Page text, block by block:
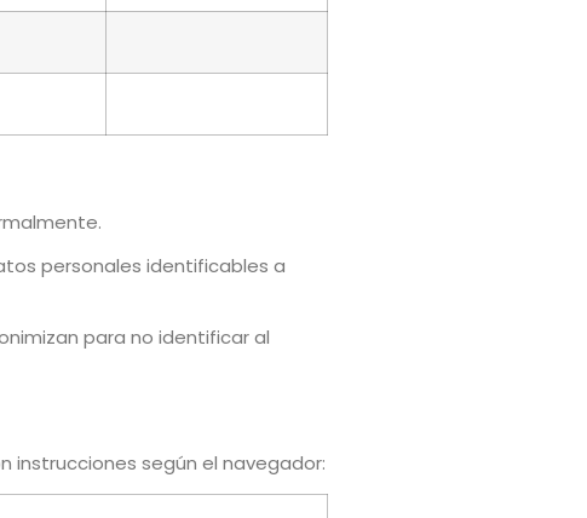
personales identificables a
para no identificar al
instrucciones según el navegador: